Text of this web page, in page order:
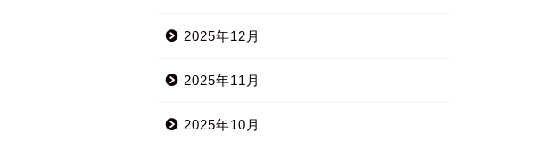
2025年12月
2025年11月
2025年10月